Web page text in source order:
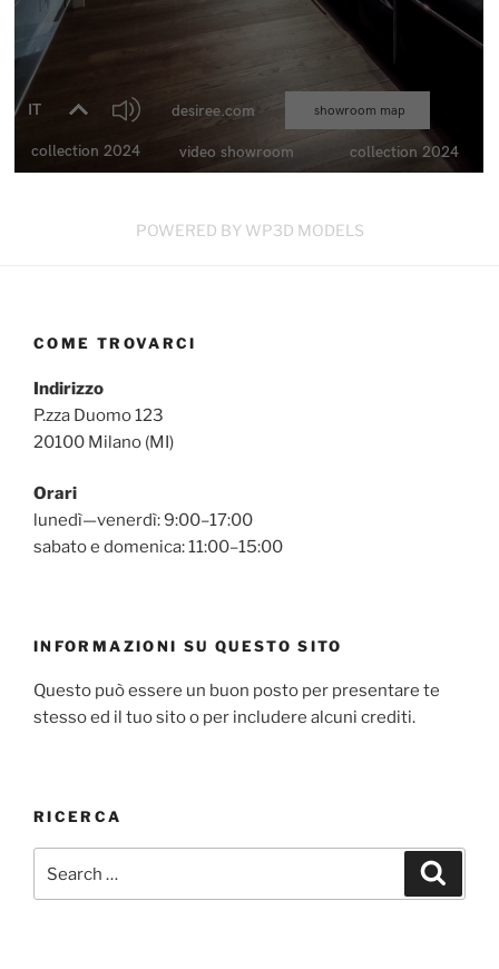
POWERED BY WP3D MODELS
COME TROVARCI
Indirizzo
P.zza Duomo 123
20100 Milano (MI)
Orari
lunedì—venerdì: 9:00–17:00
sabato e domenica: 11:00–15:00
INFORMAZIONI SU QUESTO SITO
Questo può essere un buon posto per presentare te
stesso ed il tuo sito o per includere alcuni crediti.
RICERCA
for: